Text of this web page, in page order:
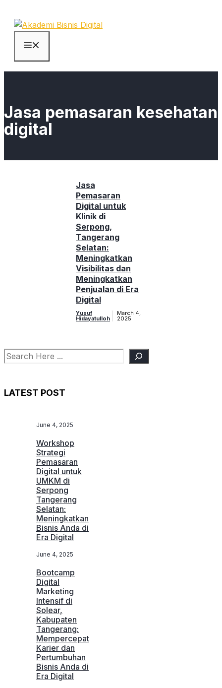
content
Jasa pemasaran kesehatan
digital
Jasa
Pemasaran
Digital untuk
Klinik di
Serpong,
Tangerang
Selatan:
Meningkatkan
Visibilitas dan
Meningkatkan
Penjualan di Era
Digital
Yusuf
Hidayatulloh
March 4,
2025
Search
LATEST POST
June 4, 2025
Workshop
Strategi
Pemasaran
Digital untuk
UMKM di
Serpong
Tangerang
Selatan:
Meningkatkan
Bisnis Anda di
Era Digital
June 4, 2025
Bootcamp
Digital
Marketing
Intensif di
Solear,
Kabupaten
Tangerang:
Mempercepat
Karier dan
Pertumbuhan
Bisnis Anda di
Era Digital